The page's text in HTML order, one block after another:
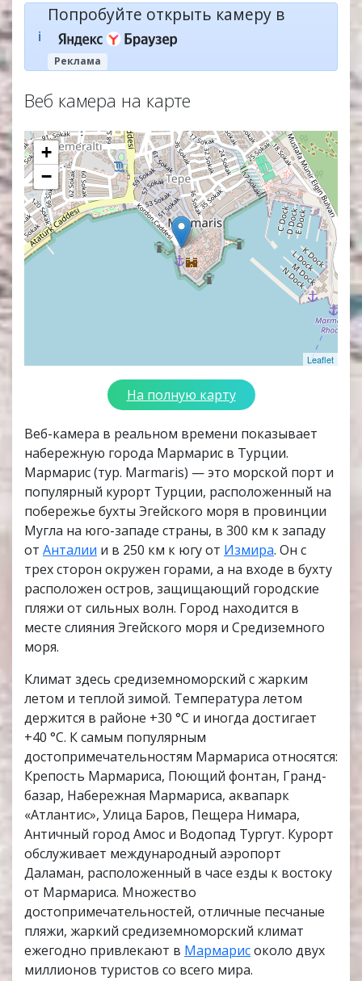
ℹ️
Попробуйте открыть камеру в
Реклама
Веб камера на карте
+
−
Leaflet
На полную карту
Веб-камера в реальном времени показывает
набережную города Мармарис в Турции.
Мармарис (тур. Marmaris) — это морской порт и
популярный курорт Турции, расположенный на
побережье бухты Эгейского моря в провинции
Мугла на юго-западе страны, в 300 км к западу
от Анталии и в 250 км к югу от Измира. Он с
трех сторон окружен горами, а на входе в бухту
расположен остров, защищающий городские
пляжи от сильных волн. Город находится в
месте слияния Эгейского моря и Средиземного
моря.
Климат здесь средиземноморский с жарким
летом и теплой зимой. Температура летом
держится в районе +30 °C и иногда достигает
+40 °C. К самым популярным
достопримечательностям Мармариса относятся:
Крепость Мармариса, Поющий фонтан, Гранд-
базар, Набережная Мармариса, аквапарк
«Атлантис», Улица Баров, Пещера Нимара,
Античный город Амос и Водопад Тургут. Курорт
обслуживает международный аэропорт
Даламан, расположенный в часе езды к востоку
от Мармариса. Множество
достопримечательностей, отличные песчаные
пляжи, жаркий средиземноморский климат
ежегодно привлекают в Мармарисоколо двух
миллионов туристов со всего мира.